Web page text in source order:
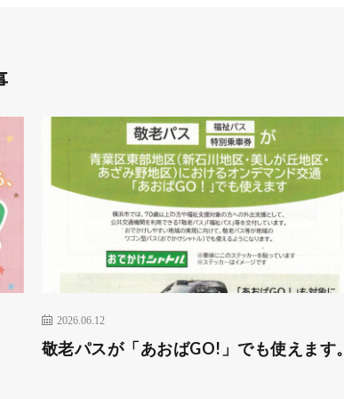
2026.06.12
敬老パスが「あおばGO!」でも使えます。